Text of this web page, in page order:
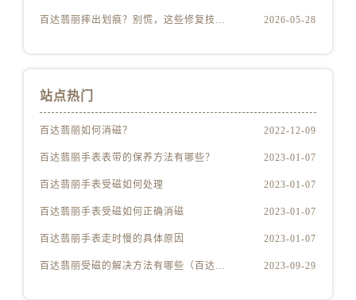
百达翡丽摔出划痕？别慌，这些修复技巧太实用了 2026-05-28
站点热门
百达翡丽如何消磁？ 2022-12-09
百达翡丽手表表带的保养方法有哪些？ 2023-01-07
百达翡丽手表受磁如何处理 2023-01-07
百达翡丽手表受磁如何正确消磁 2023-01-07
百达翡丽手表走时慢的具体原因 2023-01-07
百达翡丽受磁的解决方法有哪些（百达翡丽受磁解决方法是什么） 2023-09-29